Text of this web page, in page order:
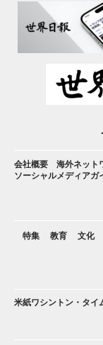
会社概要 海外ネット
ソーシャルメディアガ
特集 教育 文化
米紙ワシントン・タイ